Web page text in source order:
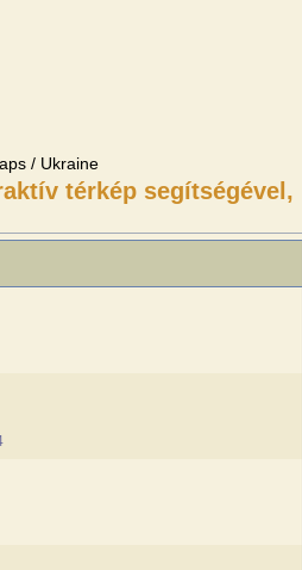
/ Ukraine
térkép segítségével,